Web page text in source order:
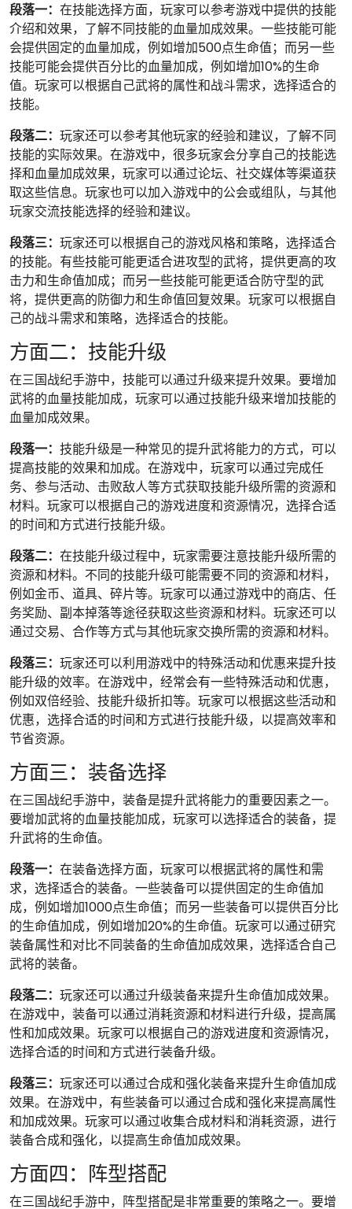
段落一： 在技能选择方面，玩家可以参考游戏中提供的技能
介绍和效果，了解不同技能的血量加成效果。一些技能可能
会提供固定的血量加成，例如增加500点生命值；而另一些
技能可能会提供百分比的血量加成，例如增加10%的生命
值。玩家可以根据自己武将的属性和战斗需求，选择适合的
技能。
段落二： 玩家还可以参考其他玩家的经验和建议，了解不同
技能的实际效果。在游戏中，很多玩家会分享自己的技能选
择和血量加成效果，玩家可以通过论坛、社交媒体等渠道获
取这些信息。玩家也可以加入游戏中的公会或组队，与其他
玩家交流技能选择的经验和建议。
段落三： 玩家还可以根据自己的游戏风格和策略，选择适合
的技能。有些技能可能更适合进攻型的武将，提供更高的攻
击力和生命值加成；而另一些技能可能更适合防守型的武
将，提供更高的防御力和生命值回复效果。玩家可以根据自
己的战斗需求和策略，选择适合的技能。
方面二：技能升级
在三国战纪手游中，技能可以通过升级来提升效果。要增加
武将的血量技能加成，玩家可以通过技能升级来增加技能的
血量加成效果。
段落一： 技能升级是一种常见的提升武将能力的方式，可以
提高技能的效果和加成。在游戏中，玩家可以通过完成任
务、参与活动、击败敌人等方式获取技能升级所需的资源和
材料。玩家可以根据自己的游戏进度和资源情况，选择合适
的时间和方式进行技能升级。
段落二： 在技能升级过程中，玩家需要注意技能升级所需的
资源和材料。不同的技能升级可能需要不同的资源和材料，
例如金币、道具、碎片等。玩家可以通过游戏中的商店、任
务奖励、副本掉落等途径获取这些资源和材料。玩家还可以
通过交易、合作等方式与其他玩家交换所需的资源和材料。
段落三： 玩家还可以利用游戏中的特殊活动和优惠来提升技
能升级的效率。在游戏中，经常会有一些特殊活动和优惠，
例如双倍经验、技能升级折扣等。玩家可以根据这些活动和
优惠，选择合适的时间和方式进行技能升级，以提高效率和
节省资源。
方面三：装备选择
在三国战纪手游中，装备是提升武将能力的重要因素之一。
要增加武将的血量技能加成，玩家可以选择适合的装备，提
升武将的生命值。
段落一： 在装备选择方面，玩家可以根据武将的属性和需
求，选择适合的装备。一些装备可以提供固定的生命值加
成，例如增加1000点生命值；而另一些装备可以提供百分比
的生命值加成，例如增加20%的生命值。玩家可以通过研究
装备属性和对比不同装备的生命值加成效果，选择适合自己
武将的装备。
段落二： 玩家还可以通过升级装备来提升生命值加成效果。
在游戏中，装备可以通过消耗资源和材料进行升级，提高属
性和加成效果。玩家可以根据自己的游戏进度和资源情况，
选择合适的时间和方式进行装备升级。
段落三： 玩家还可以通过合成和强化装备来提升生命值加成
效果。在游戏中，有些装备可以通过合成和强化来提高属性
和加成效果。玩家可以通过收集合成材料和消耗资源，进行
装备合成和强化，以提高生命值加成效果。
方面四：阵型搭配
在三国战纪手游中，阵型搭配是非常重要的策略之一。要增